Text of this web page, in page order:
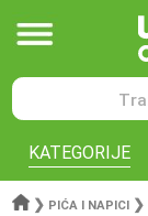
KATEGORIJE
❯ PIĆA I NAPICI ❯